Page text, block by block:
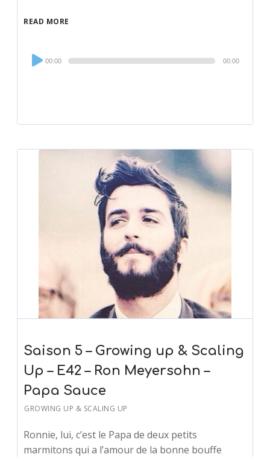
READ MORE
Audio
Player
00:00 00:00
Saison 5 – Growing up & Scaling
Up – E42 – Ron Meyersohn –
Papa Sauce
GROWING UP & SCALING UP
Ronnie, lui, c’est le Papa de deux petits
marmitons qui a l’amour de la bonne bouffe